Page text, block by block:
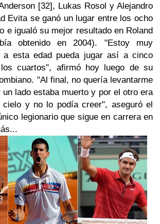
[32], Lukas Rosol y Alejandro
Evita se ganó un lugar entre los ocho
e igualó su mejor resultado en Roland
obtenido en 2004). "Estoy muy
a esta edad pueda jugar así a cinco
cuartos", afirmó hoy luego de su
"Al final, no quería levantarme
lado estaba muerto y por el otro era
cielo y no lo podía creer", aseguró el
legionarioque sigue en carrera en